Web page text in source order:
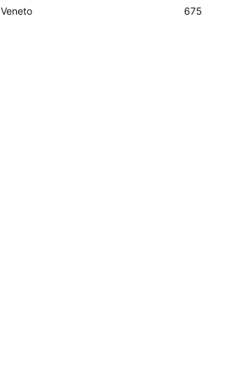
Veneto
675